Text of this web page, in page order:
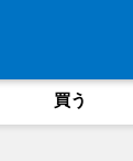
買う